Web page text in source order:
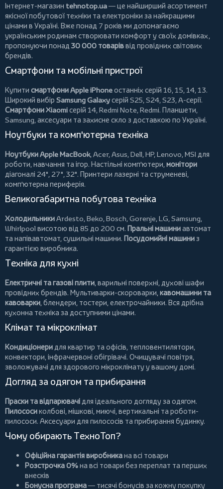
Інтернет-магазин tehnotop.ua— це найширший асортимент
якісної побутової техніки та електроніки за найкращими
цінами в Україні. Вже понад 7 років ми допомагаємо
українським родинам створювати комфорт у своїх домівках,
пропонуючи понад 30 000 товаріввід провідних світових
брендів.
Смартфони та мобільні пристрої
Купити смартфони Apple iPhoneостанніх серій 16, 15, 14, 13.
Широкий вибір Samsung Galaxyсерій S25, S24, S23, A-серії.
Смартфони Xiaomiсерій 14, Redmi Note, Redmi. Планшети,
Samsung, аксесуари тазахисне скло з доставкою по Україні.
Ноутбуки та комп'ютерна техніка
Ноутбуки Apple MacBook, Acer, Asus, Dell, HP, Lenovo, MSI для
роботи, навчання та ігор. Настільні комп'ютери, монітори
діагоналі 24", 27", 32". Принтери лазерні та струменеві,
комп'ютерна периферія.
Великогабаритна побутова техніка
ХолодильникиArdesto, Beko, Bosch, Gorenje, LG, Samsung,
Whirlpool висотою від 85 до 200 см. Пральні машиниавтомат
та напівавтомат, сушильні машини. Посудомийні машиниз
гарантією виробника.
Техніка для кухні
Електричні та газові плити, варильні поверхні, духові шафи
провідних брендів. Мультиварки-скороварки, кавомашини та
кавоварки, блендери, тостери, електрочайники. Вся дрібна
кухонна техніка за доступними цінами.
Клімат та мікроклімат
Кондиціонери для квартир та офісів, тепловентилятори,
конвектори, інфрачервоні обігрівачі. Очищувачі повітря,
зволожувачі для здорового мікроклімату у вашому домі.
Догляд за одягом та прибирання
Праски та відпарювачі для ідеального догляду за одягом.
Пилососиколбові, мішкові, миючі, вертикальні тароботи-
пилососи. Аксесуари для пилососів та прибирання будинку.
Чому обирають ТехноТоп?
Офіційна гарантія виробникана всі товари
Розстрочка 0%на всі товари без переплат та перших
внесків
Бонусна програма— тисячі бонусів за кожну покупку